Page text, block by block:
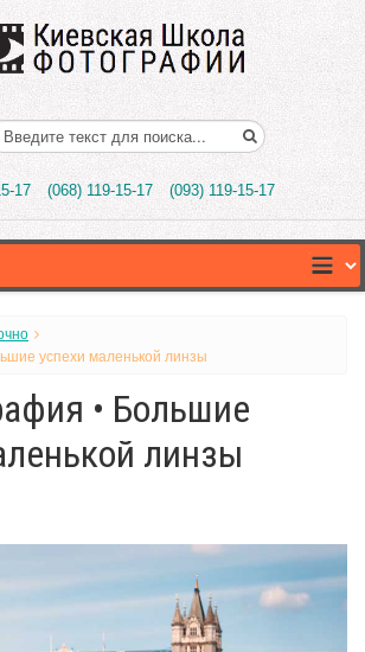
17 (068) 119-15-17 (093) 119-15-17
успехи маленькой линзы
• Большие
линзы